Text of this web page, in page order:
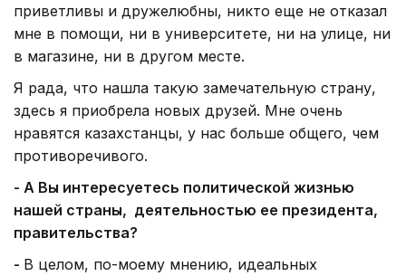
приветливы и дружелюбны, никто еще не отказал
мне в помощи, ни в университете, ни на улице, ни
в магазине, ни в другом месте.
Я рада, что нашла такую замечательную страну,
здесь я приобрела новых друзей. Мне очень
нравятся казахстанцы, у нас больше общего, чем
противоречивого.
- А Вы интересуетесь политической жизнью
нашей страны, деятельностью ее президента,
правительства?
- В целом, по-моему мнению, идеальных